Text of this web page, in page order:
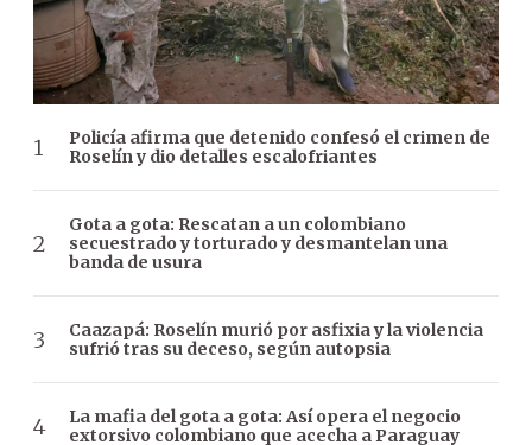
Policía afirma que detenido confesó el crimen de
Roselín y dio detalles escalofriantes
Gota a gota: Rescatan a un colombiano
secuestrado y torturado y desmantelan una
banda de usura
Caazapá: Roselín murió por asfixia y la violencia
sufrió tras su deceso, según autopsia
La mafia del gota a gota: Así opera el negocio
extorsivo colombiano que acecha a Paraguay